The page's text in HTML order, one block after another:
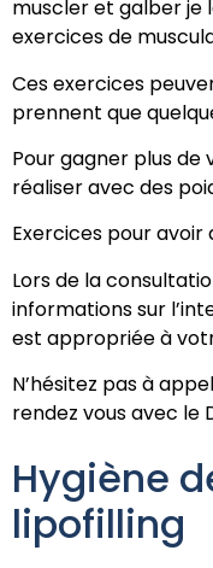
muscler et galber je
exercices de
Ces exercices
prennent que
Pour gagner plus de
réaliser avec des
Exercices pour avoir
Lors de la
informations sur
est appropriée à
N’hésitez pas à
rendez vous avec le
Hygiène
lipofilling